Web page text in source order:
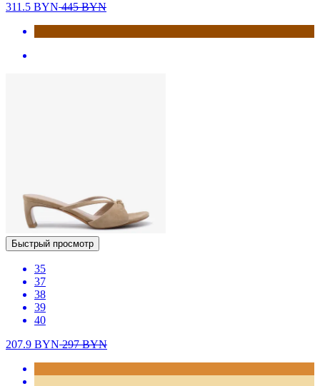
311.5 BYN445BYN
Быстрый просмотр
35
37
38
39
40
207.9 BYN297BYN